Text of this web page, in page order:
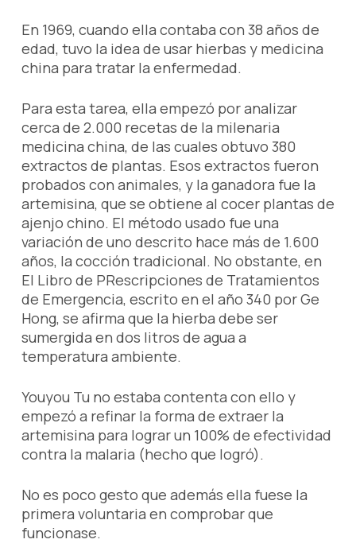
En 1969, cuando ella contaba con 38 años de
edad, tuvo la idea de usar hierbas y medicina
china para tratar la enfermedad.
Para esta tarea, ella empezó por analizar
cerca de 2.000 recetas de la milenaria
medicina china, de las cuales obtuvo 380
extractos de plantas. Esos extractos fueron
probados con animales, y la ganadora fue la
artemisina, que se obtiene al cocer plantas de
ajenjo chino. El método usado fue una
variación de uno descrito hace más de 1.600
años, la cocción tradicional. No obstante, en
El Libro de PRescripciones de Tratamientos
de Emergencia, escrito en el año 340 por Ge
Hong, se afirma que la hierba debe ser
sumergida en dos litros de agua a
temperatura ambiente.
Youyou Tu no estaba contenta con ello y
empezó a refinar la forma de extraer la
artemisina para lograr un 100% de efectividad
contra la malaria (hecho que logró).
No es poco gesto que además ella fuese la
primera voluntaria en comprobar que
funcionase.